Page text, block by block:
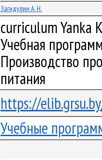
Загидулин А. Н.
curriculum Yanka
Учебная
Производство
питания
https://
Учебные